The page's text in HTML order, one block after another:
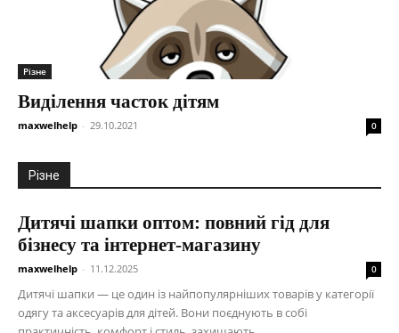
Різне
Виділення часток дітям
maxwelhelp - 29.10.2021 0
Різне
Дитячі шапки оптом: повний гід для
бізнесу та інтернет-магазину
maxwelhelp - 11.12.2025 0
Дитячі шапки — це один із найпопулярніших товарів у категорії
одягу та аксесуарів для дітей. Вони поєднують в собі